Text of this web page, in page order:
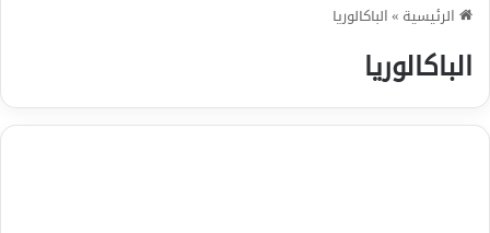
الرئيسية »الباكالوريا
الباكالوريا